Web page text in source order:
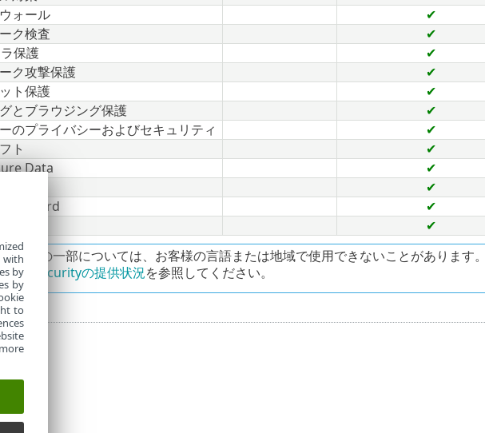
ォール
✔
ク検査
✔
保護
✔
ク攻撃保護
✔
ト保護
✔
とブラウジング保護
✔
のプライバシーおよびセキュリティ
✔
ト
✔
Data
✔
✔
Guard
✔
✔
製品の一部については、お客様の言語または地域で使用できないことがあります
Securityの提供状況を参照してください。
with
by
by
to